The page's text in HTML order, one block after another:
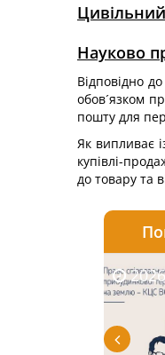
Науково
Відповідно до
обов´язком
пошту для
Як випливає
купівлі-
до товару та